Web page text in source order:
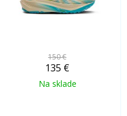
150 €
135 €
Na sklade